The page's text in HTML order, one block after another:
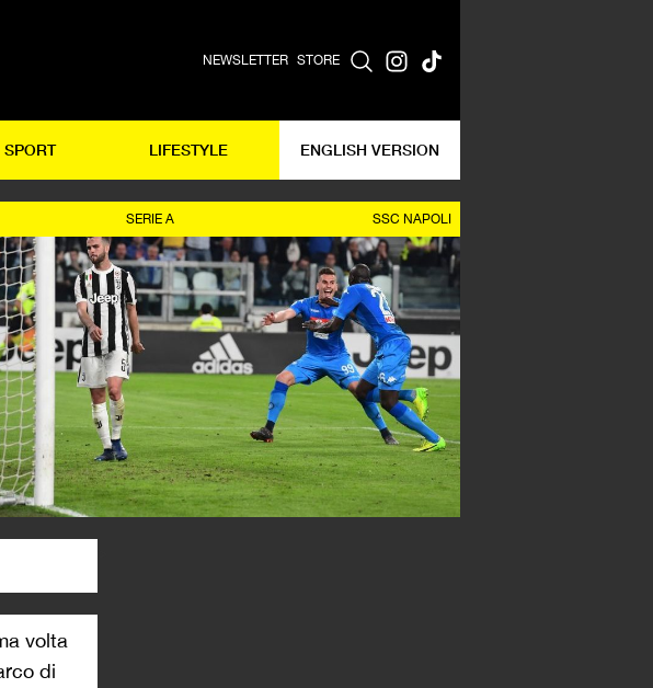
NEWSLETTER STORE
SPORT LIFESTYLE ENGLISH VERSION
SERIE A SSC NAPOLI
volta
di